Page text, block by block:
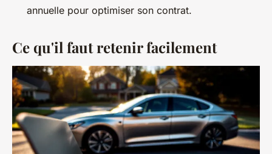
annuelle pour optimiser son contrat.
Ce qu'il faut retenir facilement